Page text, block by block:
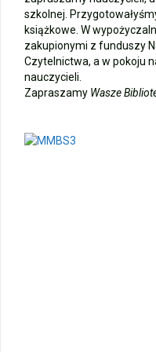
Zakończenie
Wycieczka klasy 3b i
🌊🏰 Wycieczka do
szkolnej.
książkowe. W
zakupionymi z funduszy
Czytelnictwa, a w pokoju
nauczycieli.
Zapraszamy Wasze